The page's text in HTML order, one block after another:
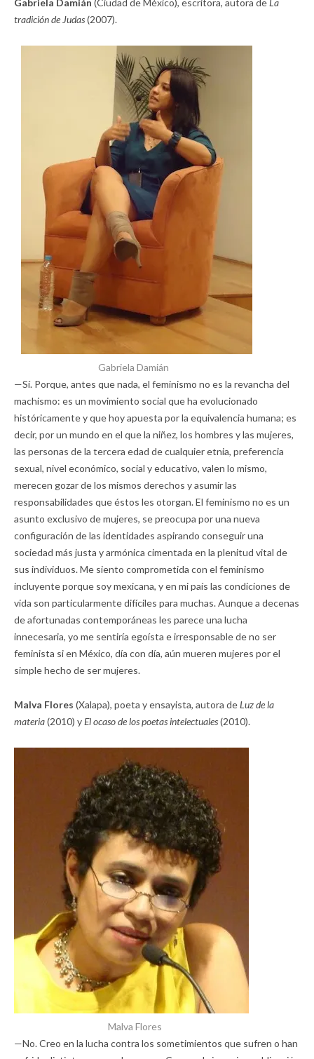
tradición de Judas(2007).
Gabriela Damián
—Sí. Porque, antes que nada, el feminismo no es la revancha del
machismo: es un movimiento social que ha evolucionado
históricamente y que hoy apuesta por la equivalencia humana; es
decir, por un mundo en el que la niñez, los hombres y las mujeres,
las personas de la tercera edad de cualquier etnia, preferencia
sexual, nivel económico, social y educativo, valen lo mismo,
merecen gozar de los mismos derechos y asumir las
responsabilidades que éstos les otorgan. El feminismo no es un
asunto exclusivo de mujeres, se preocupa por una nueva
configuración de las identidades aspirando conseguir una
sociedad más justa y armónica cimentada en la plenitud vital de
sus individuos. Me siento comprometida con el feminismo
incluyente porque soy mexicana, y en mi país las condiciones de
vida son particularmente difíciles para muchas. Aunque a decenas
de afortunadas contemporáneas les parece una lucha
innecesaria, yo me sentiría egoísta e irresponsable de no ser
feminista si en México, día con día, aún mueren mujeres por el
simple hecho de ser mujeres.
Malva Flores (Xalapa), poeta y ensayista, autora deLuz de la
materia(2010) yEl ocaso de los poetas intelectuales(2010).
Malva Flores
—No. Creo en la lucha contra los sometimientos que sufren o han